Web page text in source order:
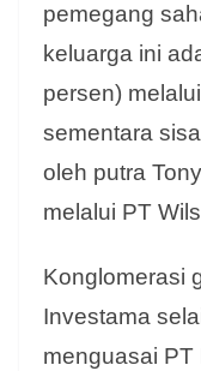
pemegang
keluarga ini
persen)
sementara
oleh putra
melalui PT
Konglomerasi
Investama
menguasai